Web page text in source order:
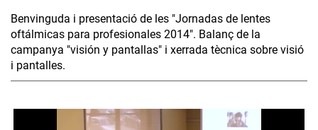
Benvinguda i presentació de les "Jornadas de lentes
oftálmicas para profesionales 2014". Balanç de la
campanya "visión y pantallas" i xerrada tècnica sobre visió
i pantalles.